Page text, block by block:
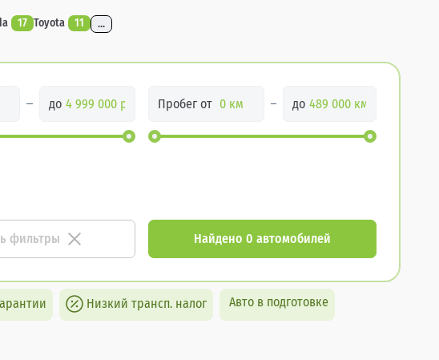
17 Toyota 11 ...
до Пробег от до
фильтры Найдено 0 автомобилей
Низкий трансп. налог Авто в подготовке